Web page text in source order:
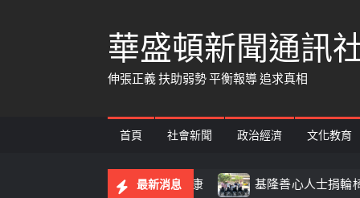
華盛頓新聞通訊
伸張正義 扶助弱勢 平衡報導 追求真相
首頁 社會新聞 政治經濟 文化教育
最新消息
中心 守護國人視力健康 基隆善心人士捐輪椅、AED